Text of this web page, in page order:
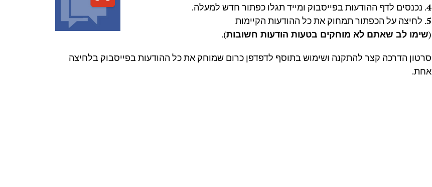
4. נכנסים לדף ההודעות בפייסבוק ומייד תגלו כפתור חדש למעלה.
5. לחיצה על הכפתור תמחוק את כל ההודעות הקיימות
(שימו לב שאתם לא מוחקים בטעות הודעות חשובות).
סרטון הדרכה קצר להתקנה ושימוש בתוסף לדפדפן כרום שמוחק את כל ההודעות בפייסבוק בלחיצה
אחת.